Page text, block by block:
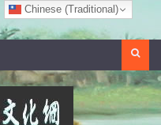
Chinese (Traditional)